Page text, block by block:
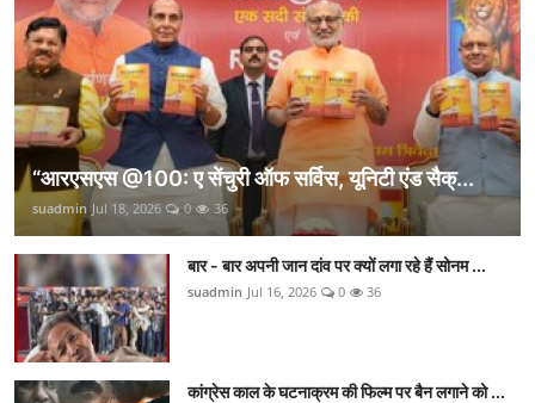
“आरएसएस @100: ए सेंचुरी ऑफ सर्विस, यूनिटी एंड सैक्...
suadmin Jul 18, 2026 0 36
बार - बार अपनी जान दांव पर क्यों लगा रहे हैं सोनम ...
suadmin Jul 16, 2026 0 36
कांग्रेस काल के घटनाक्रम की फिल्म पर बैन लगाने को ...